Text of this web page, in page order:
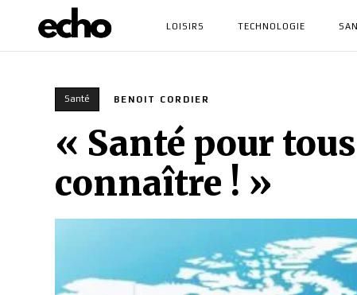
LOISIRS TECHNOLOGIE
Santé BENOIT CORDIER
« Santé pour
connaître ! »